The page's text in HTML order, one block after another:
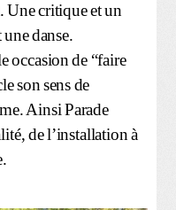
Une critique et un
danse.
occasion de “faire
son sens de
Ainsi Parade
de l’installation à